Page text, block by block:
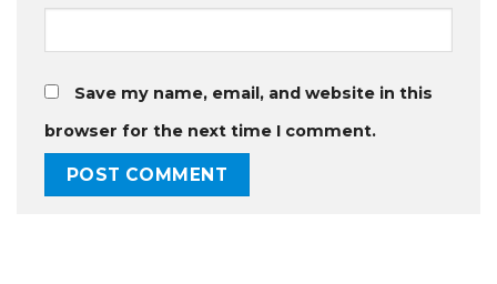
Save my name, email, and website in this
browser for the next time I comment.